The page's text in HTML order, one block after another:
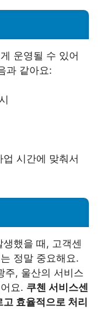
운영될 수 있어
과 같아요:
시간에 맞춰서
했을 때, 고객센
정말 중요해요.
주, 울산의 서비스
요. 쿠첸 서비스센
효율적으로 처리